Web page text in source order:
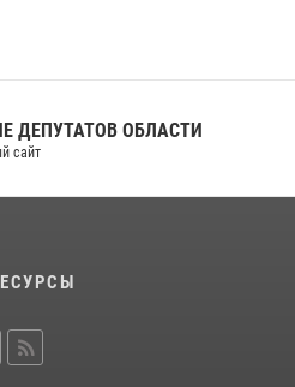
ДЕПУТАТОВ ОБЛАСТИ
сайт